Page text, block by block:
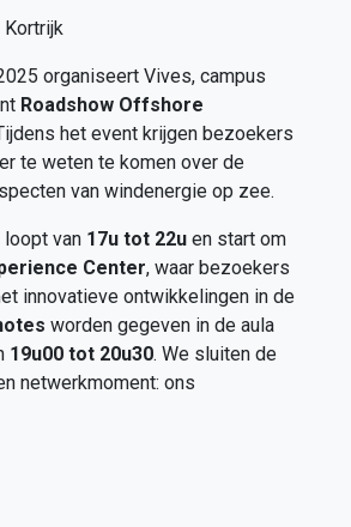
organiseert Vives, campus
Roadshow Offshore
het event krijgen bezoekers
te weten te komen over de
van windenergie op zee.
loopt van 17u tot 22u en start om
Center, waar bezoekers
innovatieve ontwikkelingen in de
worden gegeven in de aula
19u00 tot 20u30. We sluiten de
netwerkmoment: ons